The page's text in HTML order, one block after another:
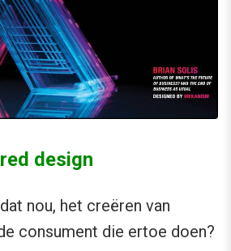
design
nou, het creëren van
consument die ertoe doen?